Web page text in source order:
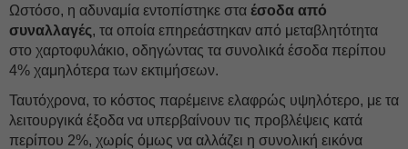
Ωστόσο, η αδυναμία εντοπίστηκε στα έσοδα από
συναλλαγές, τα οποία επηρεάστηκαν από μεταβλητότητα
στο χαρτοφυλάκιο, οδηγώντας τα συνολικά έσοδα περίπου
4% χαμηλότερα των εκτιμήσεων.
Ταυτόχρονα, το κόστος παρέμεινε ελαφρώς υψηλότερο, με τα
λειτουργικά έξοδα να υπερβαίνουν τις προβλέψεις κατά
περίπου 2%, χωρίς όμως να αλλάζει η συνολική εικόνα